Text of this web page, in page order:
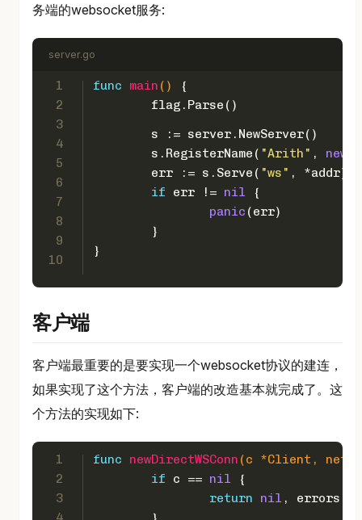
务端的websocket服务:
server.go
1
2
3
4
5
6
7
8
9
10
func main ()
{
	flag.Parse()
	s := server.NewServer()
	s.RegisterName(
"Arith" , new
	err := s.Serve(
"ws" , *addr)
if err != nil {
panic (err)
	}
}
客户端
客户端最重要的是要实现一个websocket协议的建连，
如果实现了这个方法，客户端的改造基本就完成了。这
个方法的实现如下:
1
2
3
func newDirectWSConn (c *Client,
if c == nil {
return
nil ,